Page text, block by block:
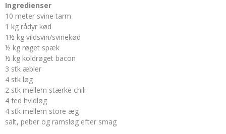
Ingredienser
10 meter svine tarm
1 kg rådyr kød
1½ kg vildsvin/svinekød
½ kg røget spæk
½ kg koldrøget bacon
3 stk æbler
4 stk løg
2 stk mellem stærke chili
4 fed hvidløg
4 stk mellem store æg
salt, peber og ramsløg efter smag